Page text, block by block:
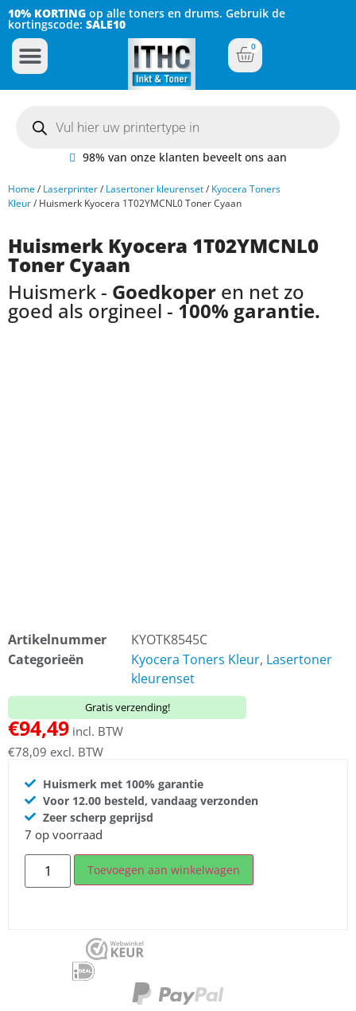
10% KORTING op alle toners en drums. Gebruik de
kortingscode: SALE10
0
98% van onze klanten beveelt ons aan
Home/ Laserprinter/ Lasertoner kleurenset/ Kyocera Toners
Kleur/ Huismerk Kyocera 1T02YMCNL0 Toner Cyaan
Huismerk Kyocera 1T02YMCNL0
Toner Cyaan
Huismerk - Goedkoper en net zo
goed als orgineel - 100% garantie.
Artikelnummer
KYOTK8545C
Categorieën
Kyocera Toners Kleur, Lasertoner
kleurenset
Gratis verzending!
€94,49 incl. BTW
€78,09 excl. BTW
Huismerk met 100% garantie
Voor 12.00 besteld, vandaag verzonden
Zeer scherp geprijsd
7 op voorraad
Toevoegen aan winkelwagen